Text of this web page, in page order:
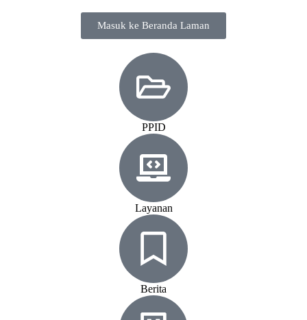
Masuk ke Beranda Laman
PPID
Layanan
Berita